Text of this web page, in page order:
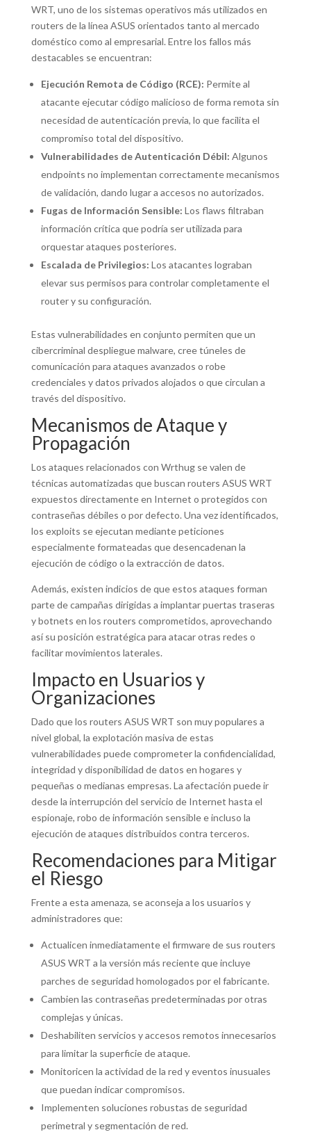
WRT, uno de los sistemas operativos más utilizados en
routers de la línea ASUS orientados tanto al mercado
doméstico como al empresarial. Entre los fallos más
destacables se encuentran:
Ejecución Remota de Código (RCE): Permite al
atacante ejecutar código malicioso de forma remota sin
necesidad de autenticación previa, lo que facilita el
compromiso total del dispositivo.
Vulnerabilidades de Autenticación Débil: Algunos
endpoints no implementan correctamente mecanismos
de validación, dando lugar a accesos no autorizados.
Fugas de Información Sensible: Los flaws filtraban
información crítica que podría ser utilizada para
orquestar ataques posteriores.
Escalada de Privilegios: Los atacantes lograban
elevar sus permisos para controlar completamente el
router y su configuración.
Estas vulnerabilidades en conjunto permiten que un
cibercriminal despliegue malware, cree túneles de
comunicación para ataques avanzados o robe
credenciales y datos privados alojados o que circulan a
través del dispositivo.
Mecanismos de Ataque y
Propagación
Los ataques relacionados con Wrthug se valen de
técnicas automatizadas que buscan routers ASUS WRT
expuestos directamente en Internet o protegidos con
contraseñas débiles o por defecto. Una vez identificados,
los exploits se ejecutan mediante peticiones
especialmente formateadas que desencadenan la
ejecución de código o la extracción de datos.
Además, existen indicios de que estos ataques forman
parte de campañas dirigidas a implantar puertas traseras
y botnets en los routers comprometidos, aprovechando
así su posición estratégica para atacar otras redes o
facilitar movimientos laterales.
Impacto en Usuarios y
Organizaciones
Dado que los routers ASUS WRT son muy populares a
nivel global, la explotación masiva de estas
vulnerabilidades puede comprometer la confidencialidad,
integridad y disponibilidad de datos en hogares y
pequeñas o medianas empresas. La afectación puede ir
desde la interrupción del servicio de Internet hasta el
espionaje, robo de información sensible e incluso la
ejecución de ataques distribuidos contra terceros.
Recomendaciones para Mitigar
el Riesgo
Frente a esta amenaza, se aconseja a los usuarios y
administradores que:
Actualicen inmediatamente el firmware de sus routers
ASUS WRT a la versión más reciente que incluye
parches de seguridad homologados por el fabricante.
Cambien las contraseñas predeterminadas por otras
complejas y únicas.
Deshabiliten servicios y accesos remotos innecesarios
para limitar la superficie de ataque.
Monitoricen la actividad de la red y eventos inusuales
que puedan indicar compromisos.
Implementen soluciones robustas de seguridad
perimetral y segmentación de red.